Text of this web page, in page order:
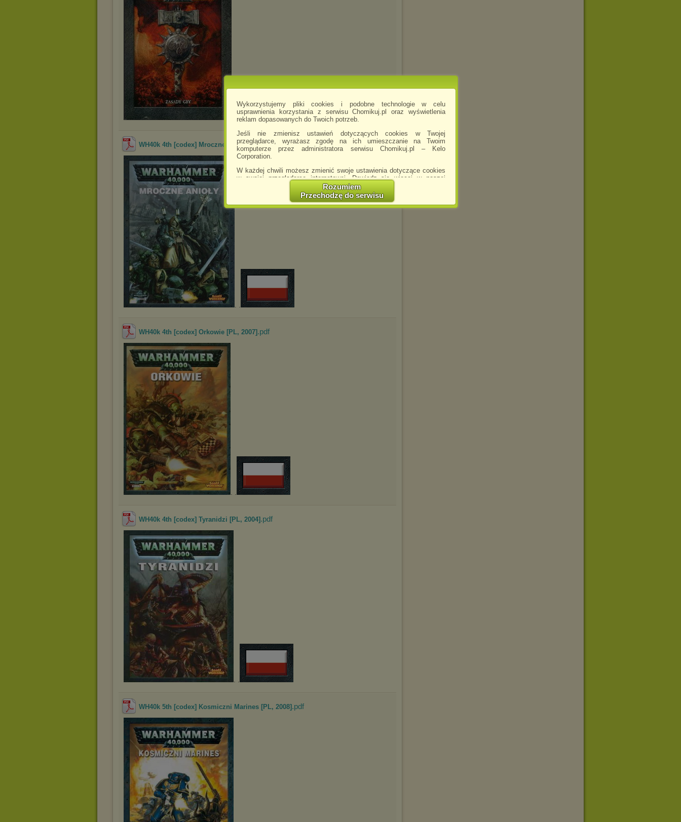
Wykorzystujemy pliki cookies i podobne technologie w celu
usprawnienia korzystania z serwisu Chomikuj.pl oraz wyświetlenia
reklam dopasowanych do Twoich potrzeb.
Jeśli nie zmienisz ustawień dotyczących cookies w Twojej
przeglądarce, wyrażasz zgodę na ich umieszczanie na Twoim
komputerze przez administratora serwisu Chomikuj.pl – Kelo
Corporation.
W każdej chwili możesz zmienić swoje ustawienia dotyczące cookies
w swojej przeglądarce internetowej. Dowiedz się więcej w naszej
http://chomikuj.pl/PolitykaPrywatnosci.aspx
Jednocześnie informujemy że zmiana ustawień przeglądarki może
spowodować ograniczenie korzystania ze strony Chomikuj.pl.
Wyrażenie sprzeciwu spowoduje, że wyświetlana Ci reklama nie
będzie dopasowana do Twoich preferencji, a będzie to reklama
wyświetlona przypadkowo.
Istnieje możliwość zmiany ustawień przeglądarki internetowej w
sposób uniemożliwiający przechowywanie plików cookies na
internetowej.
Rozumiem
Przechodzę do serwisu
. .
WH40k 4th [codex] Mroczne Anioly [PL, 2006] .pdf
WH40k 4th [codex] Orkowie [PL, 2007] .pdf
WH40k 4th [codex] Tyranidzi [PL, 2004] .pdf
WH40k 5th [codex] Kosmiczni Marines [PL, 2008] .pdf